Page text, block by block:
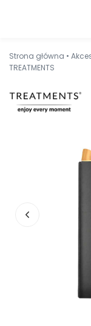
Strona główna •
TREATMENTS